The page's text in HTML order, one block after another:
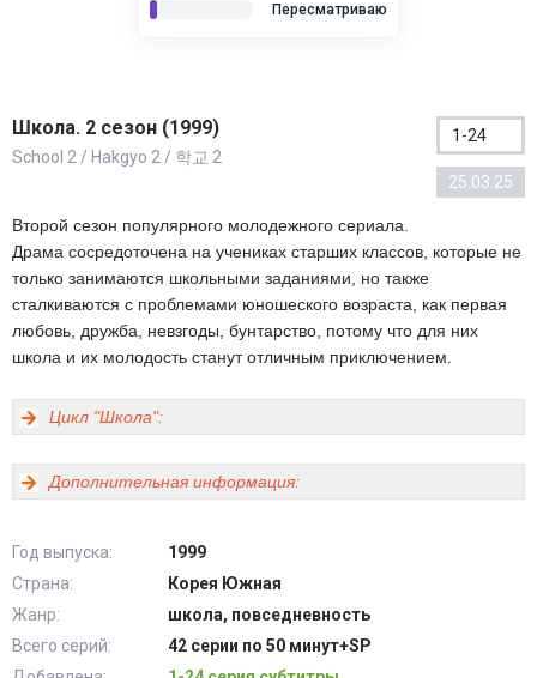
Пересматриваю
Школа. 2 сезон (1999)
School 2 / Hakgyo 2 / 학교 2
1-24
25.03.25
Второй сезон популярного молодежного сериала.
Драма сосредоточена на учениках старших классов, которые не
только занимаются школьными заданиями, но также
сталкиваются с проблемами юношеского возраста, как первая
любовь, дружба, невзгоды, бунтарство, потому что для них
школа и их молодость станут отличным приключением.
Цикл "Школа":
Дополнительная информация:
Год выпуска:
1999
Страна:
Корея Южная
Жанр:
школа, повседневность
Всего серий:
42 серии по 50 минут+SP